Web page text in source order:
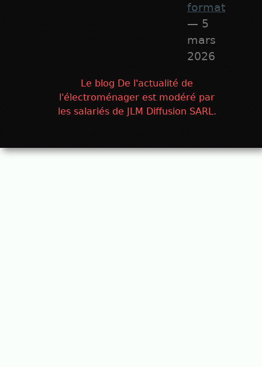
format
— 5
mars
2026
Le blog De l'actualité de
l'électroménager est modéré par
les salariés de JLM Diffusion SARL.